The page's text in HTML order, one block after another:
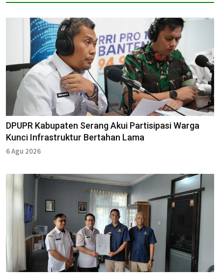
DPUPR Kabupaten Serang Akui Partisipasi Warga
Kunci Infrastruktur Bertahan Lama
6 Agu 2026